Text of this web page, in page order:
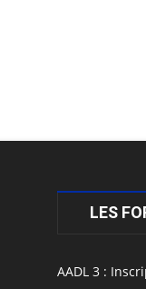
LES
AADL 3 :